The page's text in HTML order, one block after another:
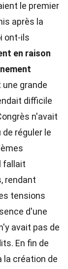
le premier
après la
ont-ils
en raison
grande
difficile
n'avait
réguler le
fallait
rendant
tensions
d'une
avait pas de
En fin de
la création de